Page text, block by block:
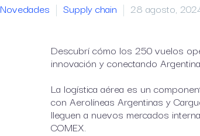
Novedades Supply chain 28 agosto,
Descubrí cómo los 250 vuelos
innovación y conectando
La logística aérea es un
con Aerolíneas Argentinas y
lleguen a nuevos mercados
COMEX.